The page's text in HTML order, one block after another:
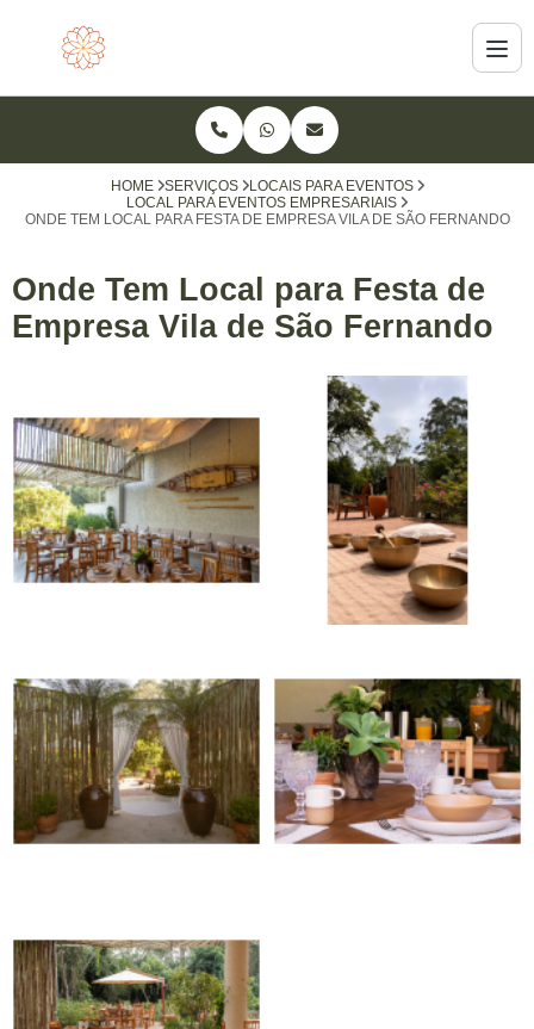
HOME SERVIÇOS
LOCAIS PARA EVENTOS
LOCAL PARA EVENTOS EMPRESARIAIS
ONDE TEM LOCAL PARA FESTA DE EMPRESA VILA DE SÃO FERNANDO
Onde Tem Local para Festa de
Empresa Vila de São Fernando